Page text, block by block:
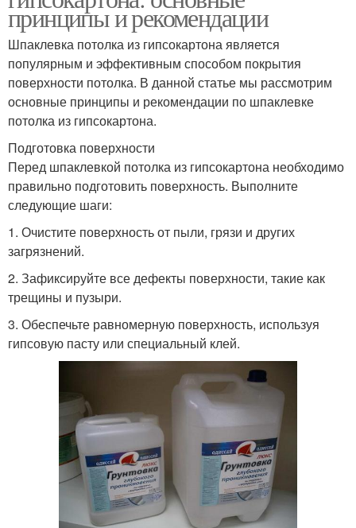
принципы и рекомендации
Шпаклевка потолка из гипсокартона является
популярным и эффективным способом покрытия
поверхности потолка. В данной статье мы рассмотрим
основные принципы и рекомендации по шпаклевке
потолка из гипсокартона.
Подготовка поверхности
Перед шпаклевкой потолка из гипсокартона необходимо
правильно подготовить поверхность. Выполните
следующие шаги:
1. Очистите поверхность от пыли, грязи и других
загрязнений.
2. Зафиксируйте все дефекты поверхности, такие как
трещины и пузыри.
3. Обеспечьте равномерную поверхность, используя
гипсовую пасту или специальный клей.